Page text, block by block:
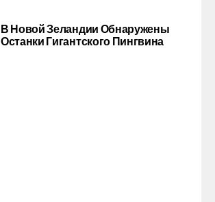
В Новой Зеландии Обнаружены
Останки Гигантского Пингвина